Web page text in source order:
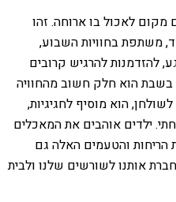
לאכול בו ארוחה. זהו
משתפת בחוויות השבוע,
להזדמנות להרגיש קרובים
בשבת הוא חלק חשוב מהחוויה
הוא מוסיף לחגיגיות,
ילדים אוהבים את המאכלים
הריחות והטעמים האלה גם
אותנו לשורשים שלנו ולבית